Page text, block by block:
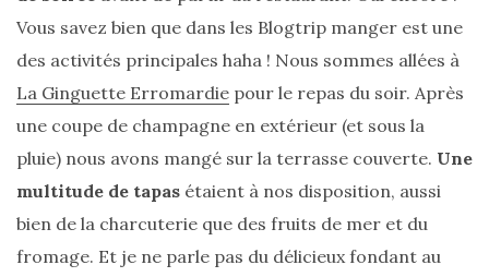
Vous savez bien que dans les Blogtrip manger est une
des activités principales haha ! Nous sommes allées à
La Ginguette Erromardie pour le repas du soir. Après
une coupe de champagne en extérieur (et sous la
pluie) nous avons mangé sur la terrasse couverte. Une
multitude de tapas étaient à nos disposition, aussi
bien de la charcuterie que des fruits de mer et du
fromage. Et je ne parle pas du délicieux fondant au